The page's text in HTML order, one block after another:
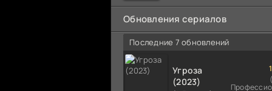
намного
Обновления сериалов
Последние 7 обновлений
Угроза
(2023)